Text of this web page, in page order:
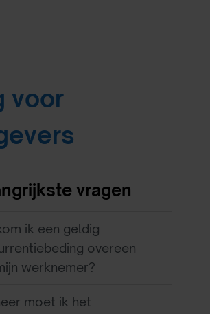
voor
vragen
ik een geldig
overeen
werknemer?
moet ik het